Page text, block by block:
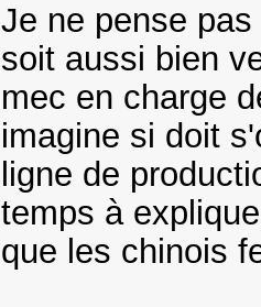
Je ne pense
soit aussi bien
mec en charge
imagine si doit
ligne de
temps à
que les chinois